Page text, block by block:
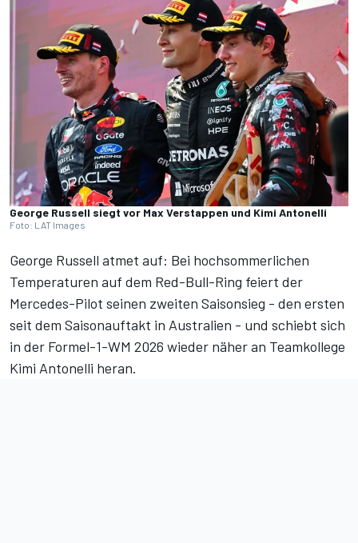
George Russell siegt vor Max Verstappen und Kimi Antonelli
Foto: LAT Images
George Russell atmet auf: Bei hochsommerlichen
Temperaturen auf dem Red-Bull-Ring feiert der
Mercedes-Pilot seinen zweiten Saisonsieg - den ersten
seit dem Saisonauftakt in Australien - und schiebt sich
in der Formel-1-WM 2026 wieder näher an Teamkollege
Kimi Antonelli heran.